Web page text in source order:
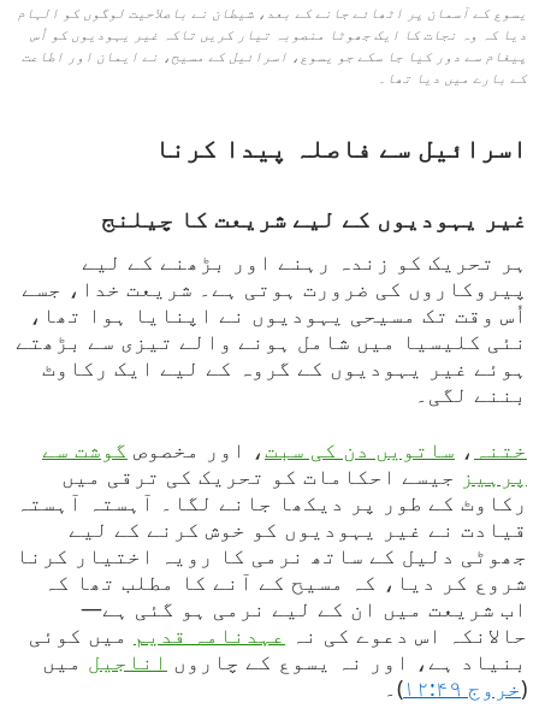
یسوع کے آسمان پر اٹھائے جانے کے بعد، شیطان نے باصلاحیت لوگوں کو الہام
دیا کہ وہ نجات کا ایک جھوٹا منصوبہ تیار کریں تاکہ غیر یہودیوں کو اُس
پیغام سے دور کیا جا سکے جو یسوع، اسرائیل کے مسیح، نے ایمان اور اطاعت
کے بارے میں دیا تھا۔
اسرائیل سے فاصلہ پیدا کرنا
غیر یہودیوں کے لیے شریعت کا چیلنج
ہر تحریک کو زندہ رہنے اور بڑھنے کے لیے
پیروکاروں کی ضرورت ہوتی ہے۔ شریعت خدا، جسے
اُس وقت تک مسیحی یہودیوں نے اپنایا ہوا تھا،
نئی کلیسیا میں شامل ہونے والے تیزی سے بڑھتے
ہوئے غیر یہودیوں کے گروہ کے لیے ایک رکاوٹ
بننے لگی۔
ختنہ
، ساتویں دن کی سبت، اور مخصوص گوشت سے
پرہیز جیسے احکامات کو تحریک کی ترقی میں
رکاوٹ کے طور پر دیکھا جانے لگا۔ آہستہ آہستہ
قیادت نے غیر یہودیوں کو خوش کرنے کے لیے
جھوٹی دلیل کے ساتھ نرمی کا رویہ اختیار کرنا
شروع کر دیا، کہ مسیح کے آنے کا مطلب تھا کہ
اب شریعت میں ان کے لیے نرمی ہو گئی ہے—
حالانکہ اس دعوے کی نہ
عہدنامہ قدیم میں کوئی
بنیاد ہے، اور نہ یسوع کے چاروں اناجیل میں
(خروج ۱۲:۴۹ )۔